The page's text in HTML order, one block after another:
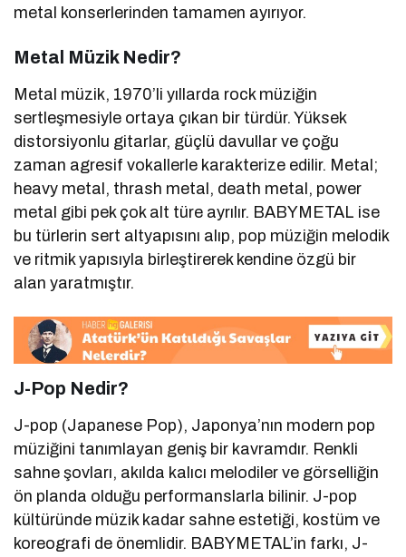
metal konserlerinden tamamen ayırıyor.
Metal Müzik Nedir?
Metal müzik, 1970’li yıllarda rock müziğin
sertleşmesiyle ortaya çıkan bir türdür. Yüksek
distorsiyonlu gitarlar, güçlü davullar ve çoğu
zaman agresif vokallerle karakterize edilir. Metal;
heavy metal, thrash metal, death metal, power
metal gibi pek çok alt türe ayrılır. BABYMETAL ise
bu türlerin sert altyapısını alıp, pop müziğin melodik
ve ritmik yapısıyla birleştirerek kendine özgü bir
alan yaratmıştır.
J-Pop Nedir?
J-pop (Japanese Pop), Japonya’nın modern pop
müziğini tanımlayan geniş bir kavramdır. Renkli
sahne şovları, akılda kalıcı melodiler ve görselliğin
ön planda olduğu performanslarla bilinir. J-pop
kültüründe müzik kadar sahne estetiği, kostüm ve
koreografi de önemlidir. BABYMETAL’in farkı, J-